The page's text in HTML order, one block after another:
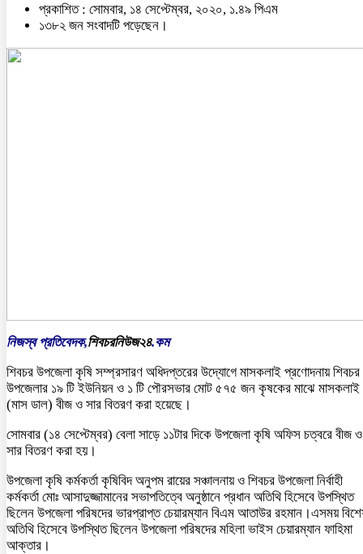
প্রকাশিত : সোমবার, ১৪ সেপ্টেম্বর, ২০২০, ১.৪৯ পিএম
১৩৮২ জন সংবাদটি পড়েছেন।
নিজস্ব প্রতিবেদক,শিবচরনিউজ২৪.কম
শিবচর উপজেলা কৃষি সম্প্রসারণ অধিদপ্তরের উদ্যোগে মাসকলাই প্রণোদনায় শিবচর
উপজেলার ১৯ টি ইউনিয়ন ও ১ টি পৌরসভার মোট ৫৭৫ জন কৃষকের মাঝে মাসকলাই
(মাস ডাল) বীজ ও সার বিতরণ করা হয়েছে।
সোমবার (১৪ সেপ্টেম্বর) বেলা সাড়ে ১১টার দিকে উপজেলা কৃষি অফিস চত্বরে বীজ ও
সার বিতরণ করা হয়।
উপজেলা কৃষি কর্মকর্তা কৃষিবিদ অনুপম রায়ের সঞ্চালনায় ও শিবচর উপজেলা নির্বাহী
কর্মকর্তা মোঃ আসাদুজ্জামানের সভাপতিত্বে অনুষ্ঠানে প্রধান অতিথি হিসেবে উপস্থিত
ছিলেন উপজেলা পরিষদের ভারপ্রাপ্ত চেয়ারম্যান বিএম আতাউর রহমান।এসময়
অতিথি হিসেবে উপস্থিত ছিলেন উপজেলা পরিষদের মহিলা ভাইস চেয়ারম্যান ফাহিমা
আক্তার।